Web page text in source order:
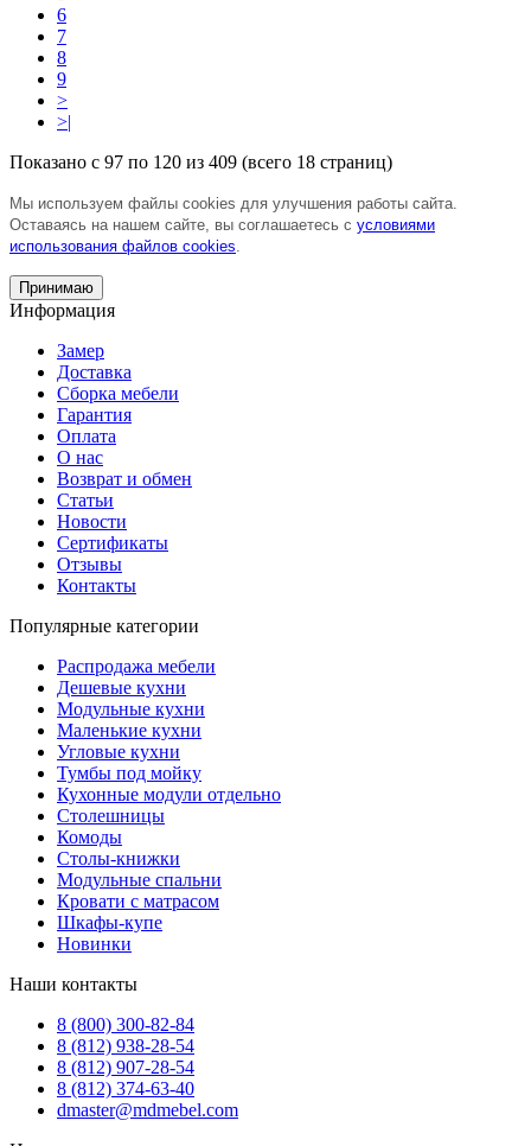
6
7
8
9
>
>|
Показано с 97 по 120 из 409 (всего 18 страниц)
Мы используем файлы cookies для улучшения работы сайта.
Оставаясь на нашем сайте, вы соглашаетесь с условиями
использования файлов cookies
Принимаю
Информация
Замер
Доставка
Сборка мебели
Гарантия
Оплата
О нас
Возврат и обмен
Статьи
Новости
Сертификаты
Отзывы
Контакты
Популярные категории
Распродажа мебели
Дешевые кухни
Модульные кухни
Маленькие кухни
Угловые кухни
Тумбы под мойку
Кухонные модули отдельно
Столешницы
Комоды
Столы-книжки
Модульные спальни
Кровати с матрасом
Шкафы-купе
Новинки
Наши контакты
8 (800) 300-82-84
8 (812) 938-28-54
8 (812) 907-28-54
8 (812) 374-63-40
dmaster@mdmebel.com